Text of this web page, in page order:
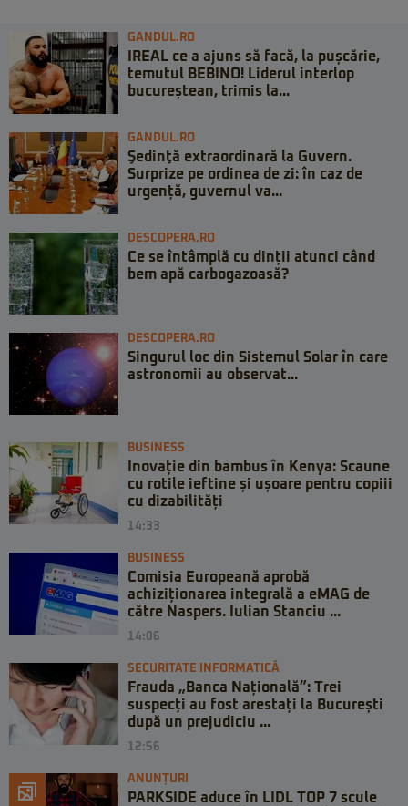
GANDUL.RO
IREAL ce a ajuns să facă, la pușcărie,
temutul BEBINO! Liderul interlop
bucureștean, trimis la...
GANDUL.RO
Şedinţă extraordinară la Guvern.
Surprize pe ordinea de zi: în caz de
urgență, guvernul va...
DESCOPERA.RO
Ce se întâmplă cu dinții atunci când
bem apă carbogazoasă?
DESCOPERA.RO
Singurul loc din Sistemul Solar în care
astronomii au observat...
BUSINESS
Inovație din bambus în Kenya: Scaune
cu rotile ieftine și ușoare pentru copiii
cu dizabilități
14:33
BUSINESS
Comisia Europeană aprobă
achiziționarea integrală a eMAG de
către Naspers. Iulian Stanciu ...
14:06
SECURITATE INFORMATICĂ
Frauda „Banca Națională”: Trei
suspecți au fost arestați la București
după un prejudiciu ...
12:56
ANUNȚURI
PARKSIDE aduce în LIDL TOP 7 scule